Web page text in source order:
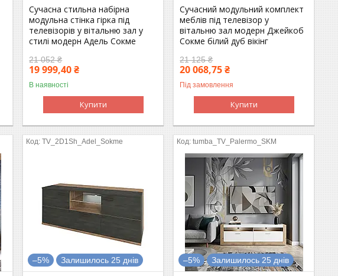
Сучасна стильна набірна
модульна стінка гірка під
телевізорів у вітальню зал у
стилі модерн Адель Сокме
21 052 ₴
19 999,40 ₴
В наявності
Купити
Сучасний модульний комплект
меблів під телевізор у
вітальню зал модерн Джейкоб
Сокме білий дуб вікінг
21 125 ₴
20 068,75 ₴
Під замовлення
Купити
TV_2D1Sh_Adel_Sokme
–5% Залишилось 25 днів
tumba_TV_Palermo_SKM
–5% Залишилось 25 днів